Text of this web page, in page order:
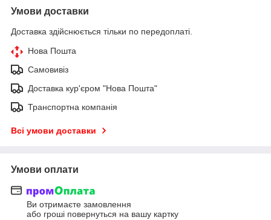
Умови доставки
Доставка здійснюється тільки по передоплаті.
Нова Пошта
Самовивіз
Доставка кур'єром "Нова Пошта"
Транспортна компанія
Всі умови доставки
Умови оплати
Ви отримаєте замовлення
або гроші повернуться на вашу картку